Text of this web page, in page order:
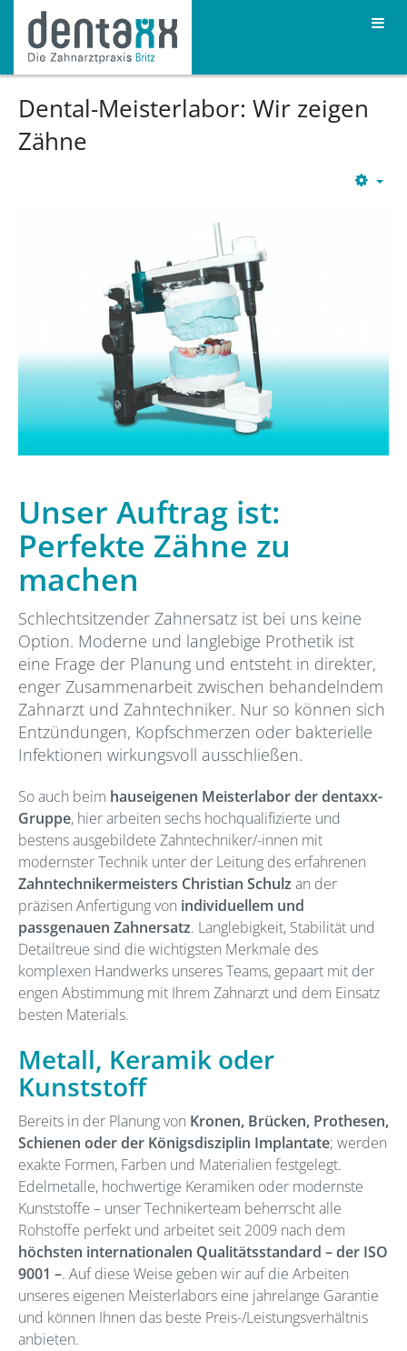
Dental-Meisterlabor: Wir zeigen
Zähne
Unser Auftrag ist:
Perfekte Zähne zu
machen
Schlechtsitzender Zahnersatz ist bei uns keine
Option. Moderne und langlebige Prothetik ist
eine Frage der Planung und entsteht in direkter,
enger Zusammenarbeit zwischen behandelndem
Zahnarzt und Zahntechniker. Nur so können sich
Entzündungen, Kopfschmerzen oder bakterielle
Infektionen wirkungsvoll ausschließen.
So auch beim hauseigenen Meisterlabor der dentaxx-
Gruppe, hier arbeiten sechs hochqualifizierte und
bestens ausgebildete Zahntechniker/-innen mit
modernster Technik unter der Leitung des erfahrenen
Zahntechnikermeisters Christian Schulz an der
präzisen Anfertigung von individuellem und
passgenauen Zahnersatz. Langlebigkeit, Stabilität und
Detailtreue sind die wichtigsten Merkmale des
komplexen Handwerks unseres Teams, gepaart mit der
engen Abstimmung mit Ihrem Zahnarzt und dem Einsatz
besten Materials.
Metall, Keramik oder
Kunststoff
Bereits in der Planung von Kronen, Brücken, Prothesen,
Schienen oder der Königsdisziplin Implantate; werden
exakte Formen, Farben und Materialien festgelegt.
Edelmetalle, hochwertige Keramiken oder modernste
Kunststoffe – unser Technikerteam beherrscht alle
Rohstoffe perfekt und arbeitet seit 2009 nach dem
höchsten internationalen Qualitätsstandard – der ISO
9001 –. Auf diese Weise geben wir auf die Arbeiten
unseres eigenen Meisterlabors eine jahrelange Garantie
und können Ihnen das beste Preis-/Leistungsverhältnis
anbieten.